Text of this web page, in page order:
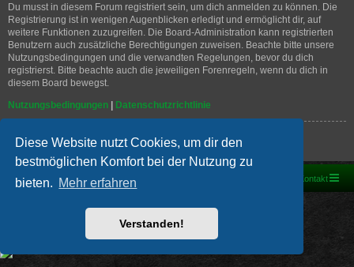
Diese Website nutzt Cookies, um dir den
bestmöglichen Komfort bei der Nutzung zu
bieten. Mehr erfahren
Verstanden!
Du musst in diesem Forum registriert sein, um dich anmelden zu können. Die
Registrierung ist in wenigen Augenblicken erledigt und ermöglicht dir, auf
weitere Funktionen zuzugreifen. Die Board-Administration kann registrierten
Benutzern auch zusätzliche Berechtigungen zuweisen. Beachte bitte unsere
Nutzungsbedingungen und die verwandten Regelungen, bevor du dich
registrierst. Bitte beachte auch die jeweiligen Forenregeln, wenn du dich in
diesem Board bewegst.
Nutzungsbedingungen | Datenschutzrichtlinie
Registrieren
Foren-Übersicht Kontakt